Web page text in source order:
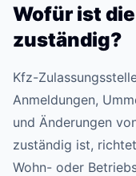
Wofür ist
zuständig?
Kfz-
Anmeldungen,
und Änderungen
zuständig ist,
Wohn- oder